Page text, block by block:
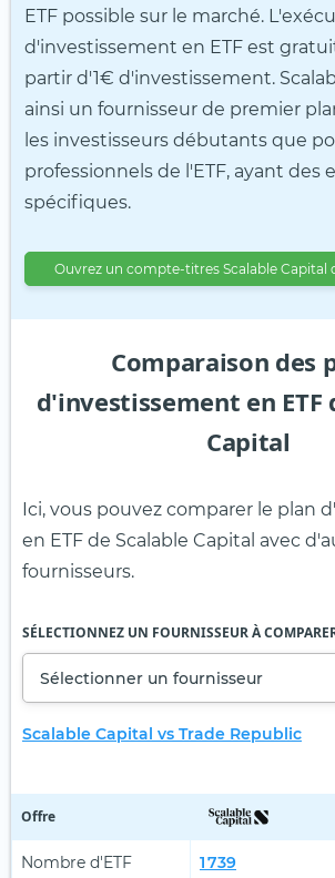
ETF possible sur le marché.
d'investissement en ETF est
partir d'1€ d'investissement.
ainsi un fournisseur de premier
les investisseurs débutants que
professionnels de l'ETF, ayant des
spécifiques.
Ouvrez un compte-titres Scalable Capital
Comparaison des
d'investissement en ETF
Capital
Ici, vous pouvez comparer le plan
en ETF de Scalable Capital avec
fournisseurs.
SÉLECTIONNEZ UN FOURNISSEUR À
Sélectionner un fournisseur
Scalable Capital vs Trade Republic
Offre
Nombre d'ETF 1 739